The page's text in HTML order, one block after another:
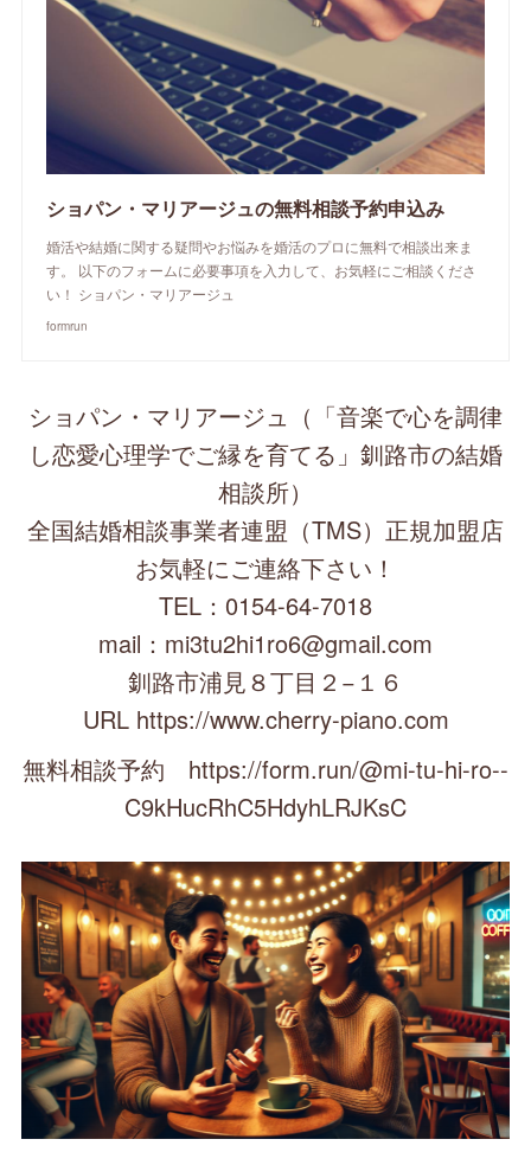
ショパン・マリアージュの無料相談予約申込み
婚活や結婚に関する疑問やお悩みを婚活のプロに無料で相談出来ま
す。 以下のフォームに必要事項を入力して、お気軽にご相談くださ
い！ ショパン・マリアージュ
formrun
ショパン・マリアージュ（「音楽で心を調律
し恋愛心理学でご縁を育てる」釧路市の結婚
相談所）
全国結婚相談事業者連盟（TMS）正規加盟店
お気軽にご連絡下さい！
TEL：0154-64-7018
mail：mi3tu2hi1ro6@gmail.com
釧路市浦見８丁目２−１６
URL https://www.cherry-piano.com
無料相談予約 https://form.run/@mi-tu-hi-ro--
C9kHucRhC5HdyhLRJKsC